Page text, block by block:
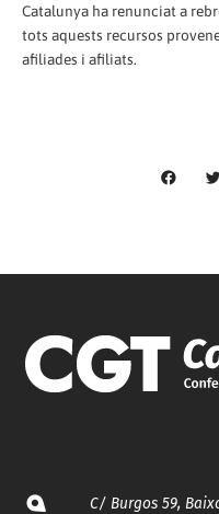
Catalunya ha renunciat a
tots aquests recursos
afiliades i afiliats.
C/ Burgos 59,